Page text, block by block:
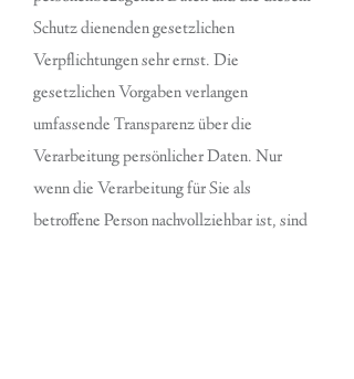
Schutz dienenden gesetzlichen
Verpflichtungen sehr ernst. Die
gesetzlichen Vorgaben verlangen
umfassende Transparenz über die
Verarbeitung persönlicher Daten. Nur
wenn die Verarbeitung für Sie als
betroffene Person nachvollziehbar ist, sind